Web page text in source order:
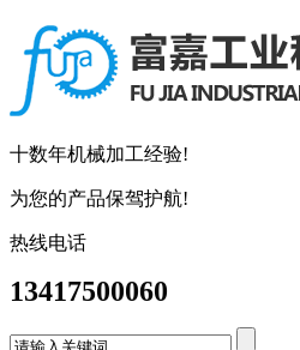
十数年机械加工经验!
为您的产品保驾护航!
热线电话
13417500060